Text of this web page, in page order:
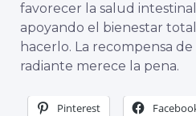
favorecer la salud
apoyando el bienestar
hacerlo. La recompensa
radiante merece la pena.
Pinterest